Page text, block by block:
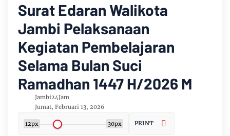
Surat Edaran Walikota
Jambi Pelaksanaan
Kegiatan Pembelajaran
Selama Bulan Suci
Ramadhan 1447 H/2026 M
Jambi24Jam
Jumat, Februari 13, 2026
12px 30px PRINT